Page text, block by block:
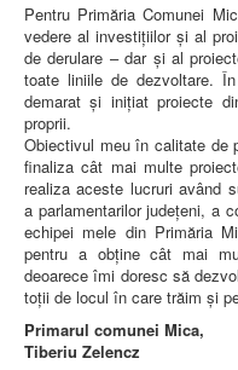
Pentru Primăria Comunei
vedere al investiţiilor şi al
de derulare – dar şi al
toate liniile de dezvoltare.
demarat şi iniţiat proiecte
proprii.
Obiectivul meu în calitate de
finaliza cât mai multe
realiza aceste lucruri având
a parlamentarilor judeţeni, a
echipei mele din Primăria
pentru a obține cât mai
deoarece îmi doresc să
toții de locul în care trăim și
Primarul comunei Mica,
Tiberiu Zelencz